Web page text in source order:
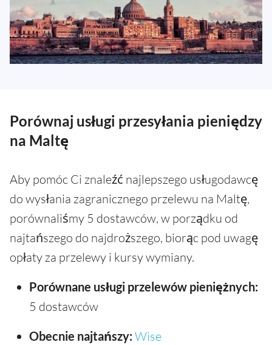
Porównaj usługi przesyłania pieniędzy
na Maltę
Aby pomóc Ci znaleźć najlepszego usługodawcę
do wysłania zagranicznego przelewu na Maltę,
porównaliśmy 5 dostawców, w porządku od
najtańszego do najdroższego, biorąc pod uwagę
opłaty za przelewy i kursy wymiany.
Porównane usługi przelewów pieniężnych:
5 dostawców
Obecnie najtańszy: Wise